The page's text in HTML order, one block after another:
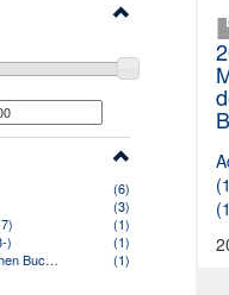
(6)
(3)
(1)
)
(1)
Börsenverein des Deutschen Buchhandels
(1)